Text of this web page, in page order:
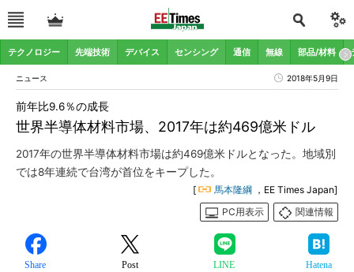
テクノロジー 先端技術 デバイス センシング 通信 無線 部品/材料
ニュース 2018年5月9日
世界半導体材料市場、2017年は約469億米ドル
前年比9.6％の成長
2017年の世界半導体材料市場は約469億米ドルとなった。地域別
では8年連続で台湾が首位をキープした。
[ 馬本隆綱 ，EE Times Japan]
PC用表示
関連情報
Share Post LINE Hatena